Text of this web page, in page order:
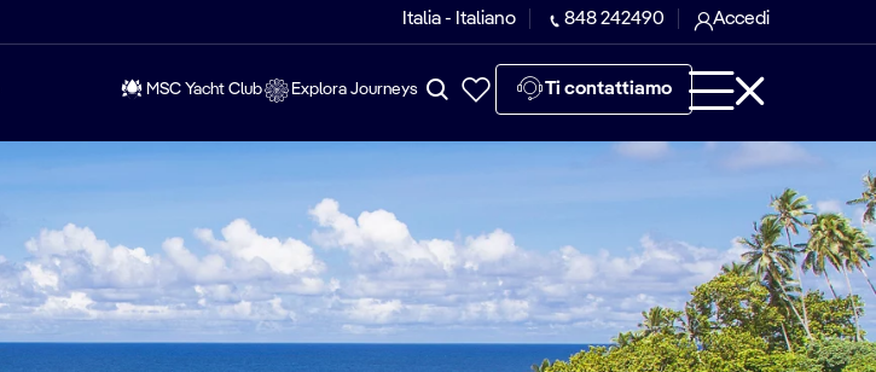
Italia - Italiano 848 242490 Accedi
MSC Yacht Club Explora Journeys Ti contattiamo